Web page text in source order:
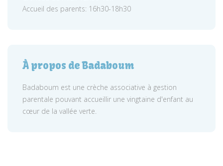
Accueil des parents: 16h30-18h30
À propos de Badaboum
Badaboum est une crèche associative à gestion
parentale pouvant accueillir une vingtaine d'enfant au
cœur de la vallée verte.